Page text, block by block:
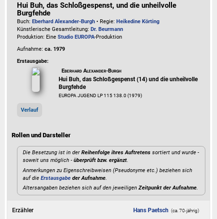
Hui Buh, das Schloßgespenst, und die unheilvolle
Burgfehde
Buch:Eberhard Alexander-Burgh • Regie:Heikedine Körting
Künstlerische Gesamtleitung:Dr. Beurmann
Produktion: EineStudio EUROPA-Produktion
Aufnahme:ca. 1979
Erstausgabe:
Eberhard Alexander-Burgh
Hui Buh, das Schloßgespenst (14) und die unheilvolle
Burgfehde
EUROPA JUGEND LP 115 138.0 (1979)
Verlauf
Rollen und Darsteller
Die Besetzung ist in derReihenfolge ihres Auftretens sortiert und wurde -
soweit uns möglich -überprüft bzw. ergänzt.
Anmerkungen zu Eigenschreibweisen (Pseudonyme etc.) beziehen sich
auf dieErstausgabe der Aufnahme.
Altersangaben beziehen sich auf den jeweiligenZeitpunkt der Aufnahme.
Erzähler Hans Paetsch (ca. 70‑jährig)